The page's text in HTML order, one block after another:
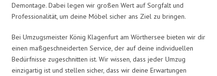
Demontage. Dabei legen wir großen Wert auf Sorgfalt und
Professionalität, um deine Möbel sicher ans Ziel zu bringen.
Bei Umzugsmeister König Klagenfurt am Wörthersee bieten wir dir
einen maßgeschneiderten Service, der auf deine individuellen
Bedürfnisse zugeschnitten ist. Wir wissen, dass jeder Umzug
einzigartig ist und stellen sicher, dass wir deine Erwartungen